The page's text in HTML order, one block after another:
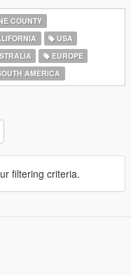
COUNTY
USA
EUROPE
AMERICA
filtering criteria.